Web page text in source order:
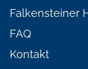
Falkensteiner
FAQ
Kontakt